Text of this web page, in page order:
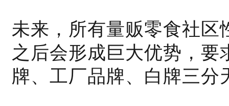
未来，所有量贩零食社
之后会形成巨大优势，
牌、工厂品牌、白牌三分